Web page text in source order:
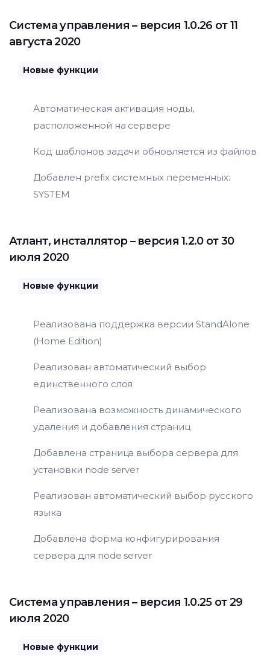
Система управления – версия 1.0.26 от 11
августа 2020
Новые функции
Автоматическая активация ноды,
расположенной на сервере
Код шаблонов задачи обновляется из файлов
Добавлен prefix системных переменных:
SYSTEM
Атлант, инсталлятор– версия 1.2.0 от 30
июля 2020
Новые функции
Реализована поддержка версии StandAlone
(Home Edition)
Реализован автоматический выбор
единственного слоя
Реализована возможность динамического
удаления и добавления страниц
Добавлена страница выбора сервера для
установки node server
Реализован автоматический выбор русского
языка
Добавлена форма конфигурирования
сервера для node server
Система управления – версия 1.0.25 от 29
июля 2020
Новые функции